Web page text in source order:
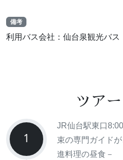
備考
利用バス会社：仙台泉観光バス
ツア
1
JR仙台駅東口
束の専門ガイド
進料理の昼食－